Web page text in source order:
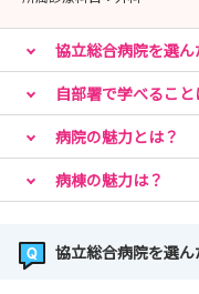
協立総合病院を選
自部署で学べること
病院の魅力とは？
病棟の魅力は？
協立総合病院を選